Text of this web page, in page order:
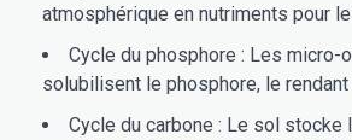
atmosphérique en nutriments pour
Cycle du phosphore : Les micro-
solubilisent le phosphore, le
Cycle du carbone : Le sol stocke